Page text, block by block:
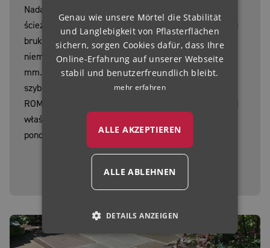
Nadaje się do nowego spoinowania placów, dróg i
ścieżek, a także do renowacji istniejących nawierzchni
brukowanych oraz jako zaprawa do rynien zgodnie z
niemieckimi przepisami, przy szerokości spoiny od 5
mm. Na szczególną uwagę zasługuje możliwość
szybkiego ponownego otwarcia ruchu po ułożeniu.
ROMPOX® - D2000 charakteryzuje się bardzo dobrymi
właściwościami aplikacyjnymi oraz umożliwia szybkie
ponowne otwarcie dla ruchu.
Karta produktu D2000
NORWEGIAN
HUNGARIAN
Genau wie unsere Mörtel die Stabilität
und Langlebigkeit von Pflasterflächen
sichern, sorgen Cookies dafür, dass Ihre
Online-Erfahrung auf unserer Webseite
stabil und benutzerfreundlich bleibt.
mehr erfahren
ALLE AKZEPTIEREN
ALLE ABLEHNEN
DETAILS ANZEIGEN